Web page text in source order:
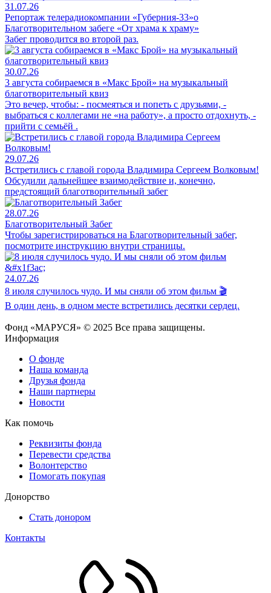
31.07.26
Репортаж телерадиокомпании «Губерния-33»о
Благотворительном забеге «От храма к храму»
Забег проводится во второй раз.
30.07.26
3 августа собираемся в «Макс Брой» на музыкальный
благотворительный квиз
Это вечер, чтобы: - посмеяться и попеть с друзьями, -
выбраться с коллегами не «на работу», а просто отдохнуть, -
прийти с семьёй .
29.07.26
Встретились с главой города Владимира Сергеем Волковым!
Обсудили дальнейшее взаимодействие и, конечно,
предстоящий благотворительный забег
28.07.26
Благотворительный Забег
Чтобы зарегистрироваться на Благотворительный забег,
посмотрите инструкцию внутри страницы.
24.07.26
8 июля случилось чудо. И мы сняли об этом фильм 🎬
В один день, в одном месте встретились десятки сердец.
Фонд «МАРУСЯ» © 2025 Все права защищены.
Информация
О фонде
Наша команда
Друзья фонда
Наши партнеры
Новости
Как помочь
Реквизиты фонда
Перевести средства
Волонтерство
Помогать покупая
Донорство
Стать донором
Контакты